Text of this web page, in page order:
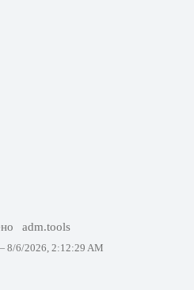
adm.tools
8/6/2026, 2:12:29 AM